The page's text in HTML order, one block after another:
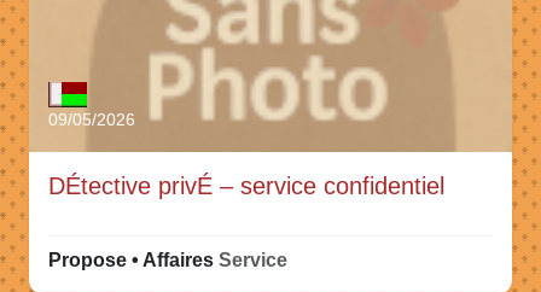
09/05/2026
DÉtective privÉ – service confidentiel
Propose • Affaires Service